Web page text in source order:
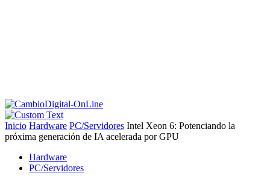
Inicio Hardware PC/Servidores Intel Xeon 6: Potenciando la
próxima generación de IA acelerada por GPU
Hardware
PC/Servidores